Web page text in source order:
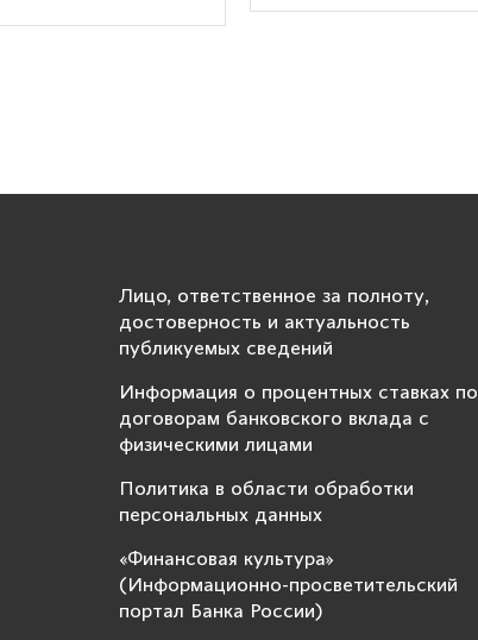
Лицо, ответственное за полноту,
достоверность и актуальность
публикуемых сведений
Информация о процентных ставках по
договорам банковского вклада с
физическими лицами
Политика в области обработки
персональных данных
«Финансовая культура»
(Информационно-просветительский
портал Банка России)